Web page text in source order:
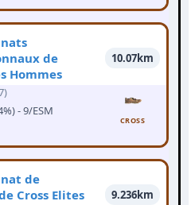
de
Hommes
10.07km
- 9/ESM
CROSS
de
Cross Elites
9.236km